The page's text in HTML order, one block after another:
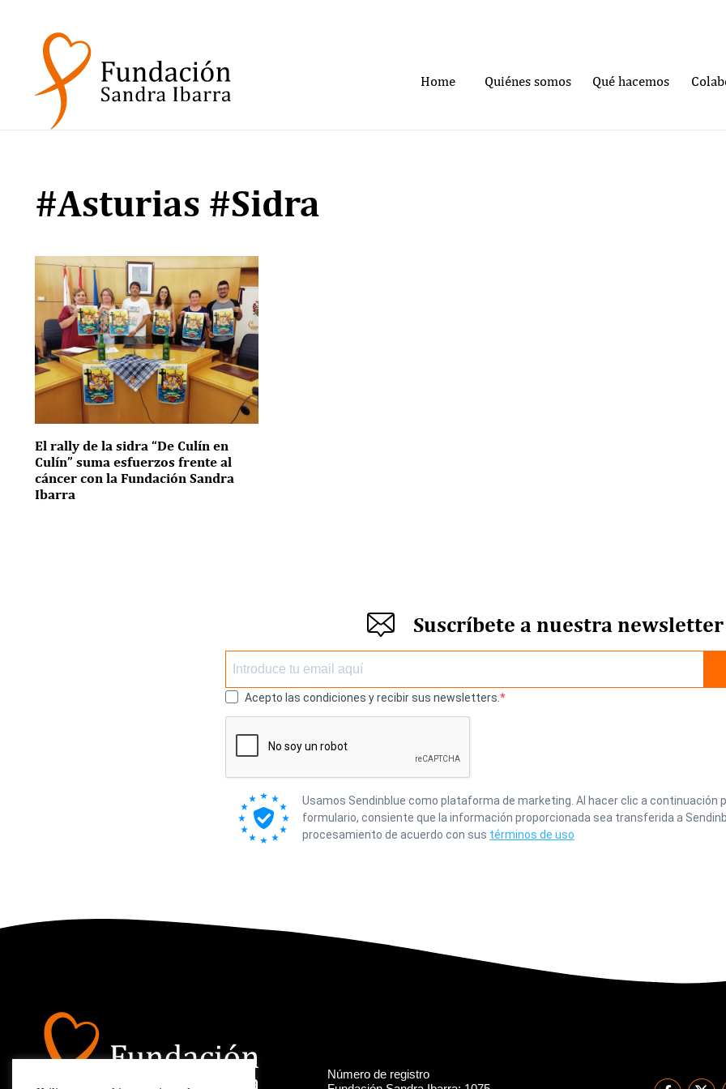
Home Quiénes somos Qué hacemos
#Asturias #Sidra
El rally de la sidra “De Culín en
Culín” suma esfuerzos frente al
cáncer con la Fundación Sandra
Ibarra
Suscríbete a nuestra newsletter
Acepto las condiciones y recibir sus newsletters.
Usamos Sendinblue como plataforma de marketing. Al hacer clic a continuación
formulario, consiente que la información proporcionada sea transferida a
procesamiento de acuerdo con sus términos de uso
Número de registro